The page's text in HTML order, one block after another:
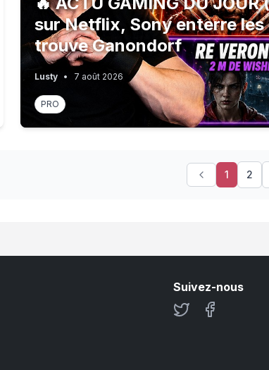
sur Netflix, Sony enterre les
trouve Ganondorf
Lusty • 7 août 2026
PRO
1 2
Suivez-nous